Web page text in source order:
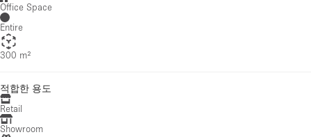
Office Space
Entire
300 m²
적합한 용도
Retail
Showroom